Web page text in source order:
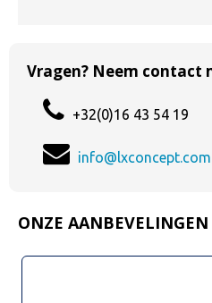
Vragen? Neem contact
+32(0)16 43 54 19
info@lxconcept.com
ONZE AANBEVELINGEN